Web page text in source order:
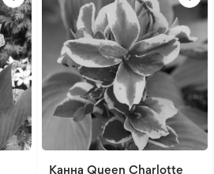
Канна Queen Charlotte